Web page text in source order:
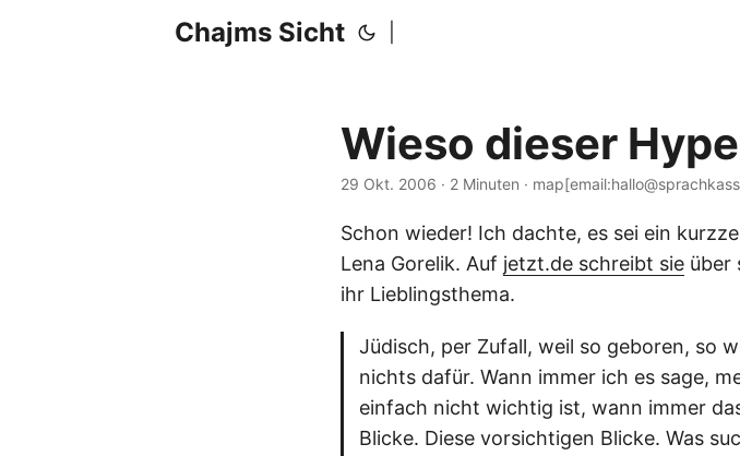
Chajms Sicht
Wieso dieser
29 Okt. 2006 · 2 Minuten ·
Schon wieder! Ich dachte, es sei ein
Lena Gorelik. Auf jetzt.de schreibt sie über
ihr Lieblingsthema.
Jüdisch, per Zufall, weil so geboren, so
nichts dafür. Wann immer ich es sage,
einfach nicht wichtig ist, wann immer
Blicke. Diese vorsichtigen Blicke. Was